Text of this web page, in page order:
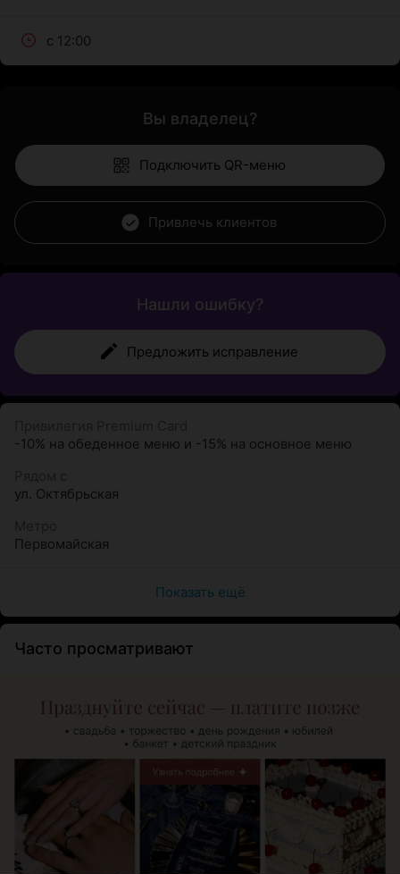
с 12:00
Вы владелец?
Подключить QR-меню
Привлечь клиентов
Нашли ошибку?
Предложить исправление
-10% на обеденное меню и -15% на основное меню
ул. Октябрьская
Первомайская
Показать ещё
Часто просматривают